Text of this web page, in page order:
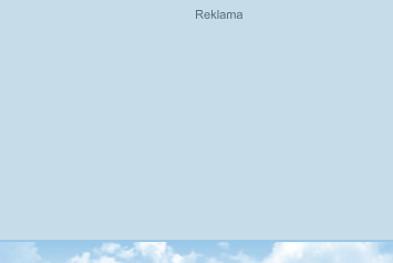
Přejít